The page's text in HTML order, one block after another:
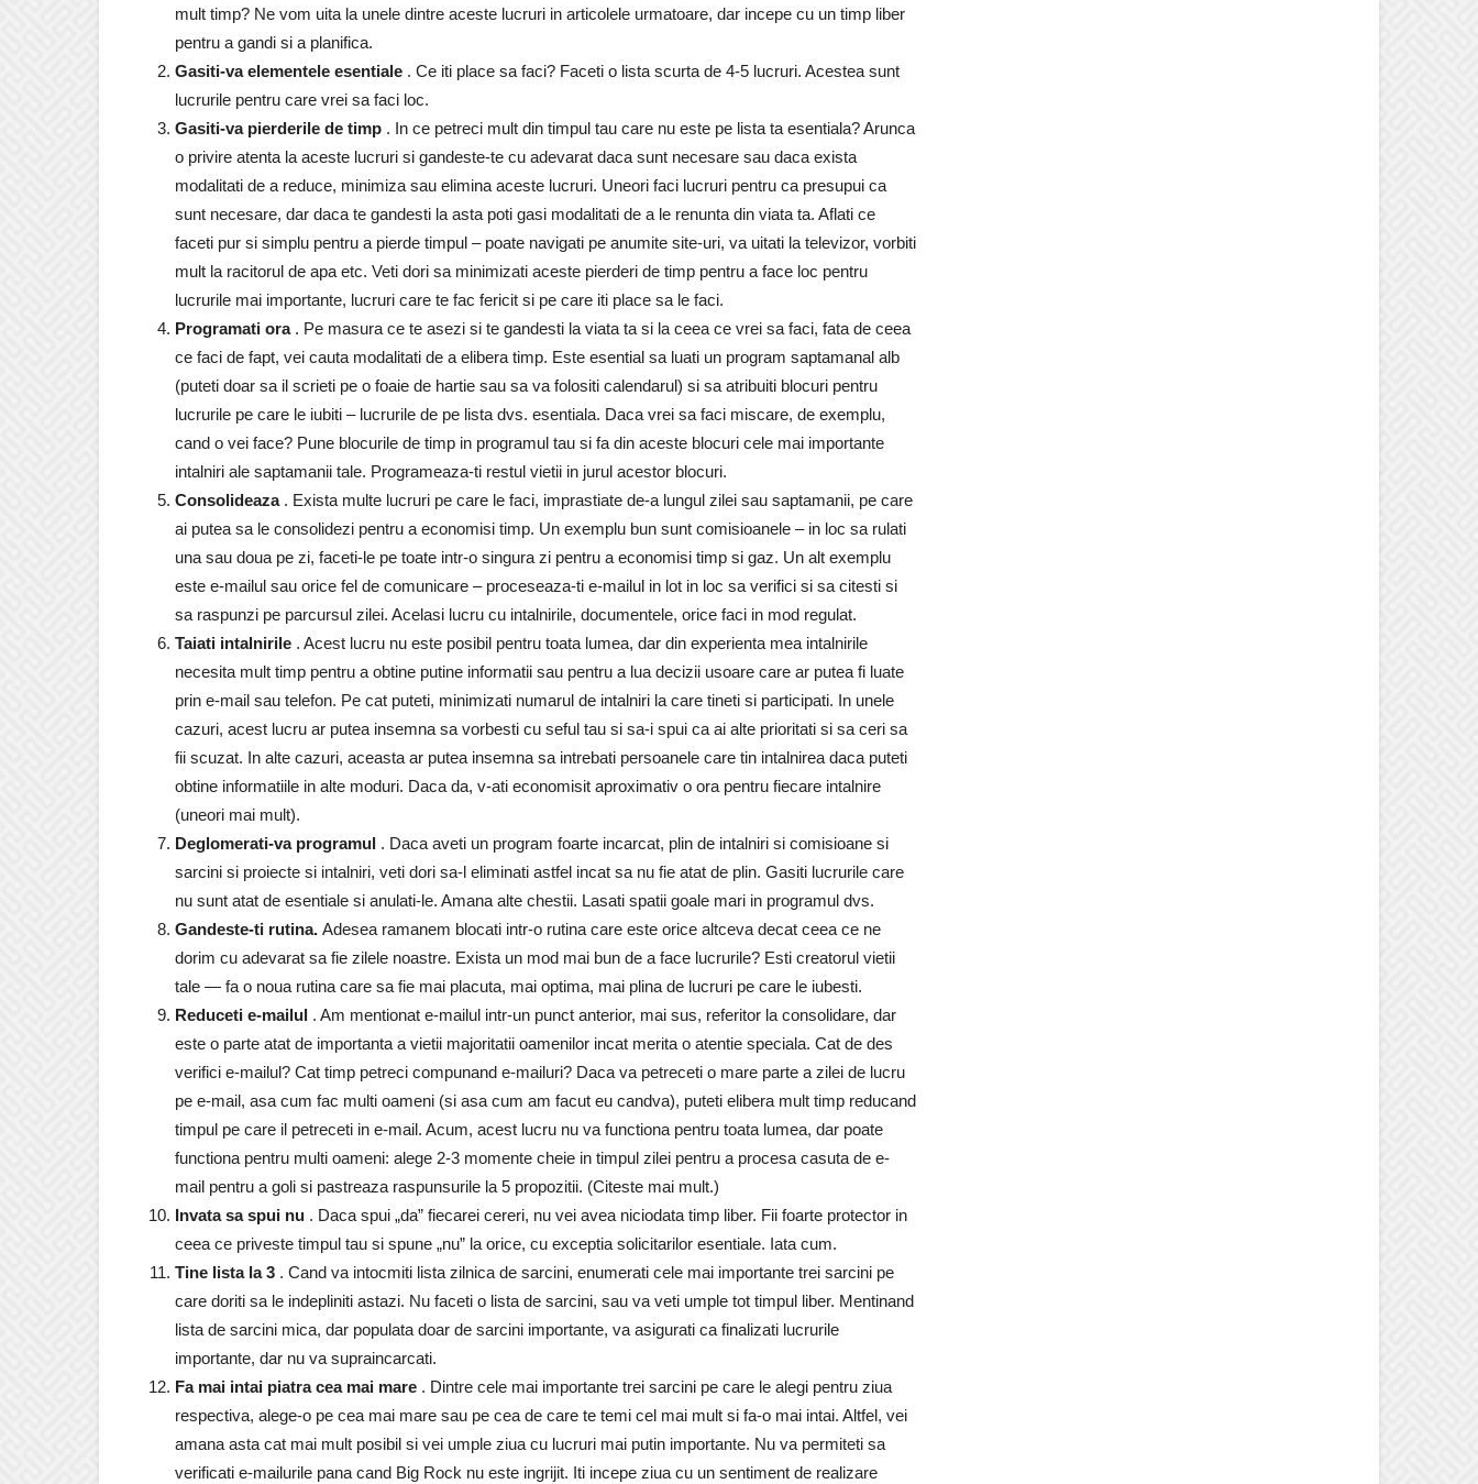
mult timp? Ne vom uita la unele dintre aceste lucruri in articolele urmatoare, dar incepe cu un timp liber
pentru a gandi si a planifica.
Gasiti-va elementele esentiale . Ce iti place sa faci? Faceti o lista scurta de 4-5 lucruri. Acestea sunt
lucrurile pentru care vrei sa faci loc.
Gasiti-va pierderile de timp . In ce petreci mult din timpul tau care nu este pe lista ta esentiala? Arunca
o privire atenta la aceste lucruri si gandeste-te cu adevarat daca sunt necesare sau daca exista
modalitati de a reduce, minimiza sau elimina aceste lucruri. Uneori faci lucruri pentru ca presupui ca
sunt necesare, dar daca te gandesti la asta poti gasi modalitati de a le renunta din viata ta. Aflati ce
faceti pur si simplu pentru a pierde timpul – poate navigati pe anumite site-uri, va uitati la televizor, vorbiti
mult la racitorul de apa etc. Veti dori sa minimizati aceste pierderi de timp pentru a face loc pentru
lucrurile mai importante, lucruri care te fac fericit si pe care iti place sa le faci.
Programati ora. Pe masura ce te asezi si te gandesti la viata ta si la ceea ce vrei sa faci, fata de ceea
ce faci de fapt, vei cauta modalitati de a elibera timp. Este esential sa luati un program saptamanal alb
(puteti doar sa il scrieti pe o foaie de hartie sau sa va folositi calendarul) si sa atribuiti blocuri pentru
lucrurile pe care le iubiti – lucrurile de pe lista dvs. esentiala. Daca vrei sa faci miscare, de exemplu,
cand o vei face? Pune blocurile de timp in programul tau si fa din aceste blocuri cele mai importante
intalniri ale saptamanii tale. Programeaza-ti restul vietii in jurul acestor blocuri.
Consolideaza. Exista multe lucruri pe care le faci, imprastiate de-a lungul zilei sau saptamanii, pe care
ai putea sa le consolidezi pentru a economisi timp. Un exemplu bun sunt comisioanele – in loc sa rulati
una sau doua pe zi, faceti-le pe toate intr-o singura zi pentru a economisi timp si gaz. Un alt exemplu
este e-mailul sau orice fel de comunicare – proceseaza-ti e-mailul in lot in loc sa verifici si sa citesti si
sa raspunzi pe parcursul zilei. Acelasi lucru cu intalnirile, documentele, orice faci in mod regulat.
Taiati intalnirile . Acest lucru nu este posibil pentru toata lumea, dar din experienta mea intalnirile
necesita mult timp pentru a obtine putine informatii sau pentru a lua decizii usoare care ar putea fi luate
prin e-mail sau telefon. Pe cat puteti, minimizati numarul de intalniri la care tineti si participati. In unele
cazuri, acest lucru ar putea insemna sa vorbesti cu seful tau si sa-i spui ca ai alte prioritati si sa ceri sa
fii scuzat. In alte cazuri, aceasta ar putea insemna sa intrebati persoanele care tin intalnirea daca puteti
obtine informatiile in alte moduri. Daca da, v-ati economisit aproximativ o ora pentru fiecare intalnire
(uneori mai mult).
Deglomerati-va programul . Daca aveti un program foarte incarcat, plin de intalniri si comisioane si
sarcini si proiecte si intalniri, veti dori sa-l eliminati astfel incat sa nu fie atat de plin. Gasiti lucrurile care
nu sunt atat de esentiale si anulati-le. Amana alte chestii. Lasati spatii goale mari in programul dvs.
Gandeste-ti rutina. Adesea ramanem blocati intr-o rutina care este orice altceva decat ceea ce ne
dorim cu adevarat sa fie zilele noastre. Exista un mod mai bun de a face lucrurile? Esti creatorul vietii
tale — fa o noua rutina care sa fie mai placuta, mai optima, mai plina de lucruri pe care le iubesti.
Reduceti e-mailul . Am mentionat e-mailul intr-un punct anterior, mai sus, referitor la consolidare, dar
este o parte atat de importanta a vietii majoritatii oamenilor incat merita o atentie speciala. Cat de des
verifici e-mailul? Cat timp petreci compunand e-mailuri? Daca va petreceti o mare parte a zilei de lucru
pe e-mail, asa cum fac multi oameni (si asa cum am facut eu candva), puteti elibera mult timp reducand
timpul pe care il petreceti in e-mail. Acum, acest lucru nu va functiona pentru toata lumea, dar poate
functiona pentru multi oameni: alege 2-3 momente cheie in timpul zilei pentru a procesa casuta de e-
mail pentru a goli si pastreaza raspunsurile la 5 propozitii. (Citeste mai mult.)
Invata sa spui nu . Daca spui „da” fiecarei cereri, nu vei avea niciodata timp liber. Fii foarte protector in
ceea ce priveste timpul tau si spune „nu” la orice, cu exceptia solicitarilor esentiale. Iata cum.
Tine lista la 3 . Cand va intocmiti lista zilnica de sarcini, enumerati cele mai importante trei sarcini pe
care doriti sa le indepliniti astazi. Nu faceti o lista de sarcini, sau va veti umple tot timpul liber. Mentinand
lista de sarcini mica, dar populata doar de sarcini importante, va asigurati ca finalizati lucrurile
importante, dar nu va supraincarcati.
Fa mai intai piatra cea mai mare . Dintre cele mai importante trei sarcini pe care le alegi pentru ziua
respectiva, alege-o pe cea mai mare sau pe cea de care te temi cel mai mult si fa-o mai intai. Altfel, vei
amana asta cat mai mult posibil si vei umple ziua cu lucruri mai putin importante. Nu va permiteti sa
verificati e-mailurile pana cand Big Rock nu este ingrijit. Iti incepe ziua cu un sentiment de realizare